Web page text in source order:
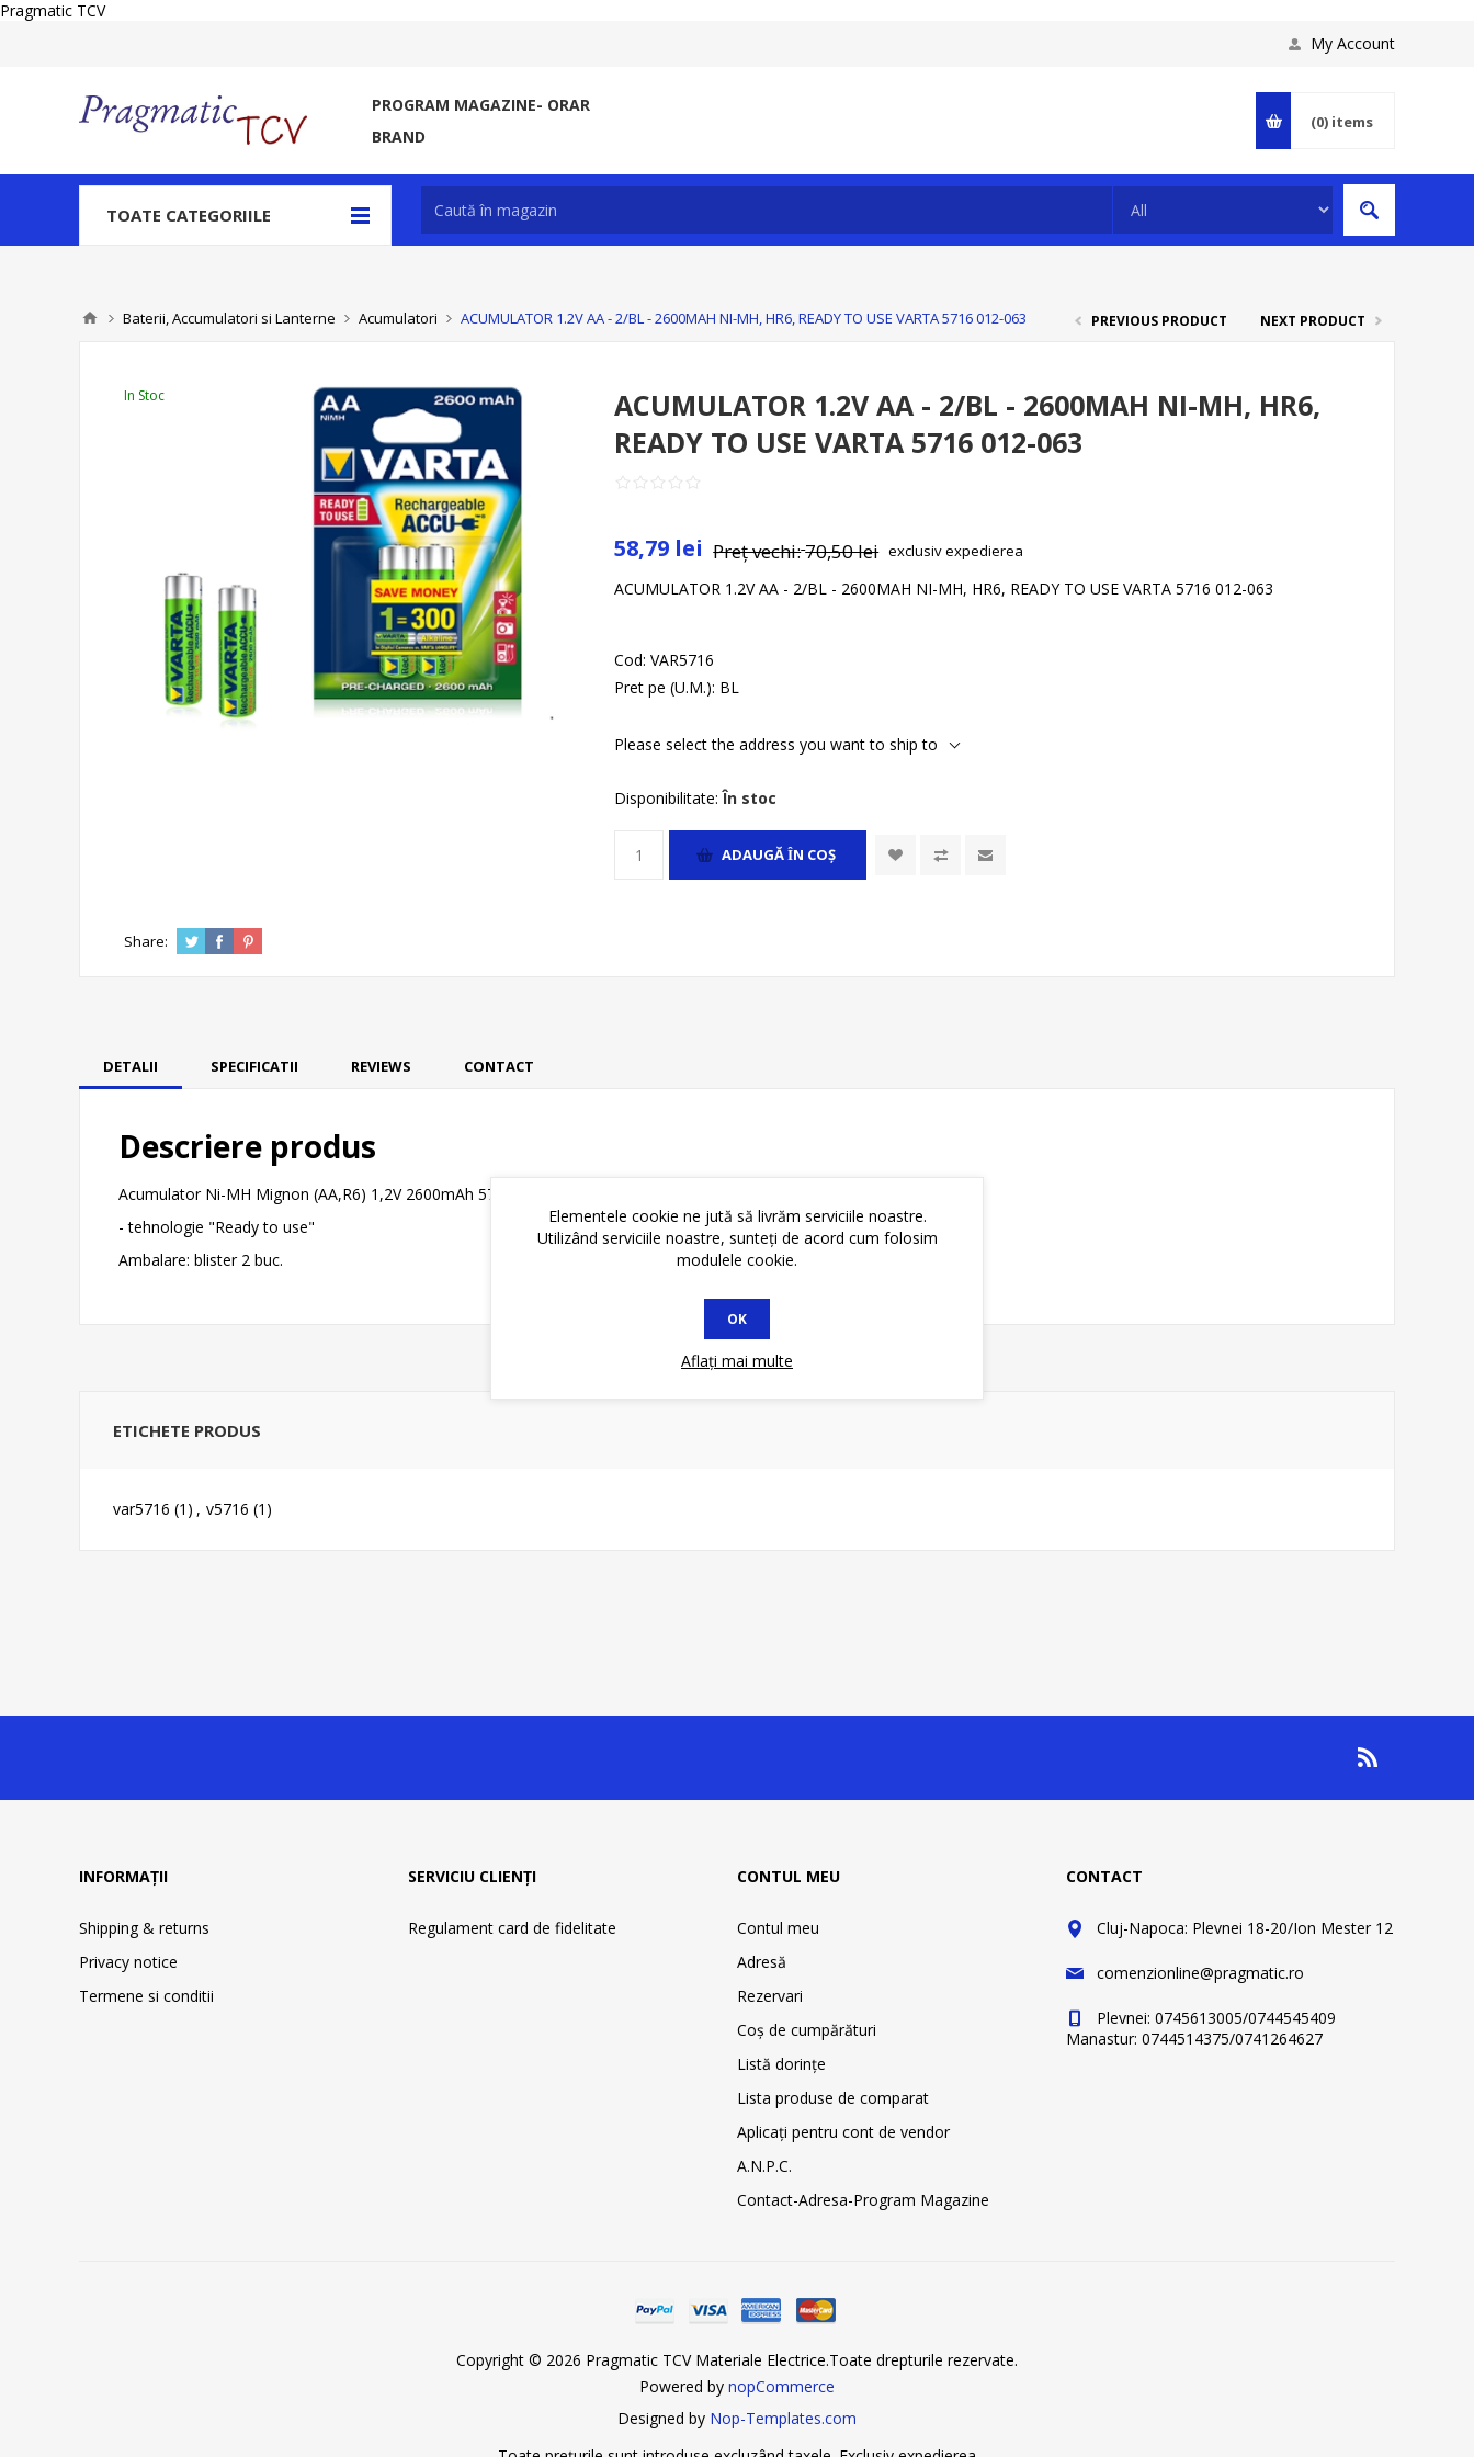
Pragmatic TCV
My Account
PROGRAM MAGAZINE- ORAR
BRAND
(0) items
TOATE CATEGORIILE
Baterii, Accumulatori si Lanterne Acumulatori ACUMULATOR 1.2V AA - 2/BL - 2600MAH NI-MH, HR6, READY TO USE VARTA 5716 012-063 PREVIOUS PRODUCT NEXT PRODUCT
In Stoc
ACUMULATOR 1.2V AA - 2/BL - 2600MAH NI-MH, HR6,
READY TO USE VARTA 5716 012-063
58,79 lei Preț vechi:70,50 lei exclusivexpedierea
ACUMULATOR 1.2V AA - 2/BL - 2600MAH NI-MH, HR6, READY TO USE VARTA 5716 012-063
Cod: VAR5716
Pret pe (U.M.): BL
Please select the address you want to ship to
Disponibilitate: În stoc
ADAUGĂ ȊN COŞ
Share:
DETALII SPECIFICATII REVIEWS CONTACT
Descriere produs
Acumulator Ni-MH Mignon (AA,R6) 1,2V 2600mAh 5716 Varta
- tehnologie "Ready to use"
Ambalare: blister 2 buc.
ETICHETE PRODUS
var5716 (1) , v5716 (1)
INFORMAȚII
Shipping & returns
Privacy notice
Termene si conditii
SERVICIU CLIENȚI
Regulament card de fidelitate
CONTUL MEU
Contul meu
Adresă
Rezervari
Coş de cumpărături
Listă dorințe
Lista produse de comparat
Aplicați pentru cont de vendor
A.N.P.C.
Contact-Adresa-Program Magazine
CONTACT
Cluj-Napoca: Plevnei 18-20/Ion Mester 12
comenzionline@pragmatic.ro
Plevnei: 0745613005/0744545409
Manastur: 0744514375/0741264627
Copyright © 2026 Pragmatic TCV Materiale Electrice.Toate drepturile rezervate.
Powered by nopCommerce
Designed by Nop-Templates.com
Elementele cookie ne jută să livrăm serviciile noastre.
Utilizând serviciile noastre, sunteți de acord cum folosim
modulele cookie.
OK
Aflați mai multe